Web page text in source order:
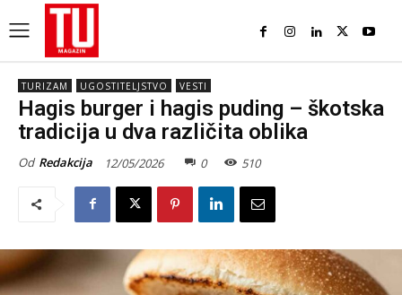
TURIZAM UGOSTITELJSTVO VESTI
Hagis burger i hagis puding – škotska
tradicija u dva različita oblika
Od Redakcija 12/05/2026 0 510